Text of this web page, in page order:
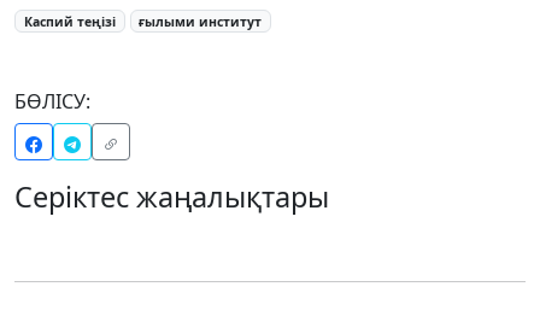
Каспий теңізі ғылыми институт
БӨЛІСУ:
Серіктес жаңалықтары